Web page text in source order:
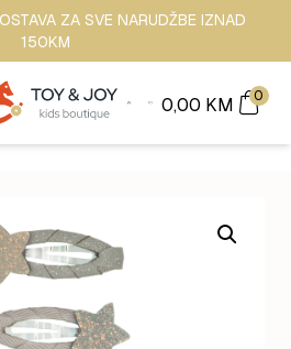
ZA SVE NARUDŽBE IZNAD
150KM
0,00 KM 0